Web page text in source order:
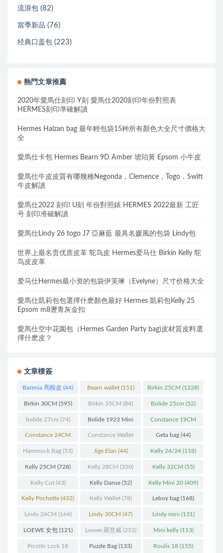
流浪包 (82)
當季新品 (76)
经典口盖包 (223)
熱門文章推薦
2020年愛馬仕刻印 Y刻 愛馬仕2020刻印年份對照表
HERMES刻印準確解讀
Hermes Halzan bag 最年輕包袋15种所有顏色大全尺寸價格大
全
愛馬仕卡包 Hermes Bearn 9D Amber 琥珀黃 Epsom 小牛皮
愛馬仕牛皮皮質有哪幾種Negonda，Clemence，Togo，Swift
牛皮解讀
愛馬仕2022 刻印 U刻 年份對照錶 HERMES 2022最新 工匠
号 刻印准確解讀
愛馬仕Lindy 26 togo J7 亞麻藍 最具名媛風的包袋 Lindy包
世界上最名贵优质皮革 鸵鸟皮 Hermes爱马仕 Birkin Kelly 鸵
鸟皮皮革
爱马仕Hermes最小资的包袋伊芙琳（Evelyne）尺寸价格大全
愛馬仕凱莉包包選擇什麽顏色最好 Hermes 凱莉包Kelly 25
Epsom m8瀝青灰金扣
愛馬仕空中花園包（Hermes Garden Party bag)皮材質皮料選
擇什麽皮？
文章標簽
Barenia 馬鞍皮 (44) Bearn wallet(151) Birkin 25CM (1228)
Birkin 30CM (595) Birkin 35CM (84) Bolide 25cm (52)
bolide 27cm (74) Bolide 1923 Mini
(93)
Constance 19CM
(571)
Constance 24CM
(216)
Constance Wallet
(60)
Geta bag (44)
Hammock Bag (53) Jige Elan (44) Kelly 24/24 (118)
Kelly 25CM (728) Kelly 28CM (350) Kelly 32CM (55)
Kelly Cut(43) Kelly Danse(52) Kelly Mini 20 (409)
Kelly Pochette (432) Kelly Wallet(78) Leboy bag (168)
Lindy 26CM (164) Lindy 30CM (47) Lindy mini (131)
LOEWE 女包(121) Loewe 羅意威(253) Mini kelly(113)
Picotin Lock 18 Puzzle Bag (133) Roulis 18 (155)